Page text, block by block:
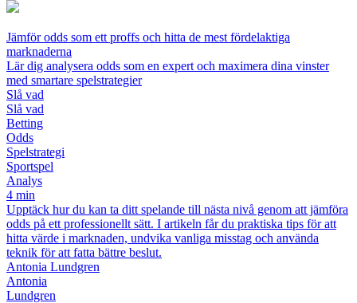
Jämför odds som ett proffs och hitta de mest fördelaktiga
marknaderna
Lär dig analysera odds som en expert och maximera dina vinster
med smartare spelstrategier
Slå vad
Slå vad
Betting
Odds
Spelstrategi
Sportspel
Analys
4 min
Upptäck hur du kan ta ditt spelande till nästa nivå genom att jämföra
odds på ett professionellt sätt. I artikeln får du praktiska tips för att
hitta värde i marknaden, undvika vanliga misstag och använda
teknik för att fatta bättre beslut.
Antonia Lundgren
Antonia
Lundgren